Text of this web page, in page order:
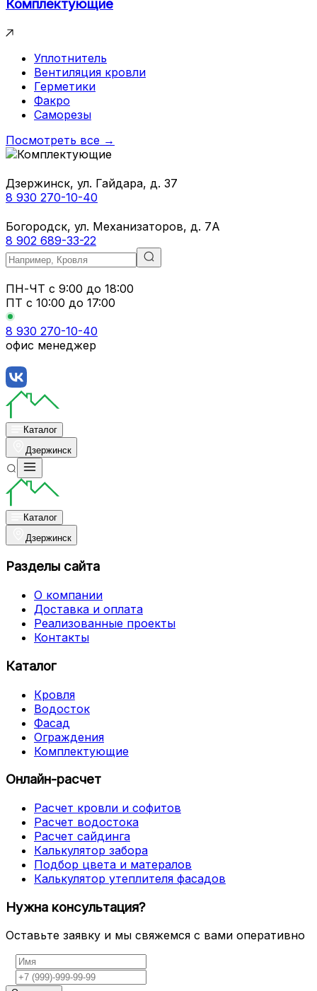
Комплектующие
Уплотнитель
Вентиляция кровли
Герметики
Факро
Саморезы
Посмотреть все →
Дзержинск, ул. Гайдара, д. 37
8 930 270-10-40
Богородск, ул. Механизаторов, д. 7А
8 902 689-33-22
ПН-ЧТ с 9:00 до 18:00
ПТ с 10:00 до 17:00
8 930 270-10-40
офис менеджер
Каталог
Дзержинск
Каталог
Дзержинск
Разделы сайта
О компании
Доставка и оплата
Реализованные проекты
Контакты
Каталог
Кровля
Водосток
Фасад
Ограждения
Комплектующие
Онлайн-расчет
Расчет кровли и софитов
Расчет водостока
Расчет сайдинга
Калькулятор забора
Подбор цвета и матералов
Калькулятор утеплителя фасадов
Нужна консультация?
Оставьте заявку и мы свяжемся с вами оперативно